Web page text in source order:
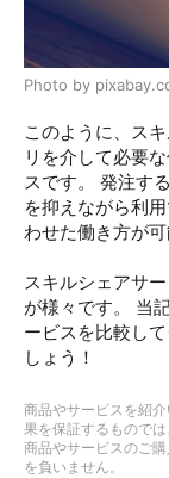
Photo by
このように、ス
リを介して必要
スです。 発注す
を抑えながら利
わせた働き方が可
スキルシェアサ
が様々です。 当
ービスを比較し
しょう！
商品やサービスを紹
果を保証するものでは
商品やサービスのご
を負いません。